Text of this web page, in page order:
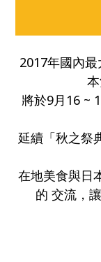
2017年國內
將於9月16 ~
延續「秋之祭
在地美食與日
的 交流，